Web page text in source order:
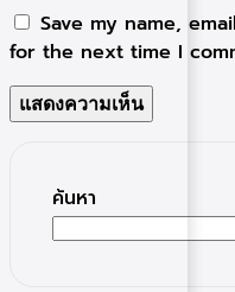
Save my name,
for the next time I
ค้นหา